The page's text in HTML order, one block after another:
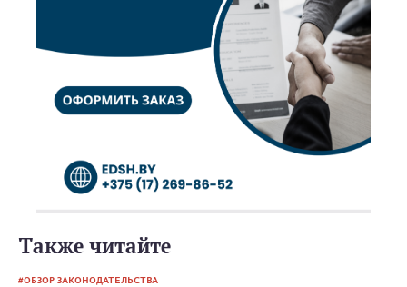
Также читайте
ОБЗОР ЗАКОНОДАТЕЛЬСТВА